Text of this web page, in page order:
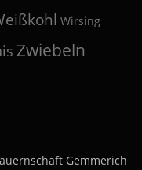
Wirsing
Zwiebeln
Gemmerich